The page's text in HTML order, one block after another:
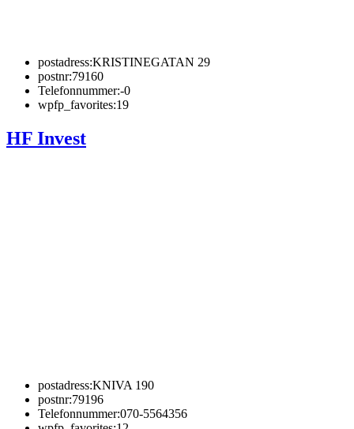
postadress:KRISTINEGATAN 29
postnr:79160
Telefonnummer:-0
wpfp_favorites:19
HF Invest
postadress:KNIVA 190
postnr:79196
Telefonnummer:070-5564356